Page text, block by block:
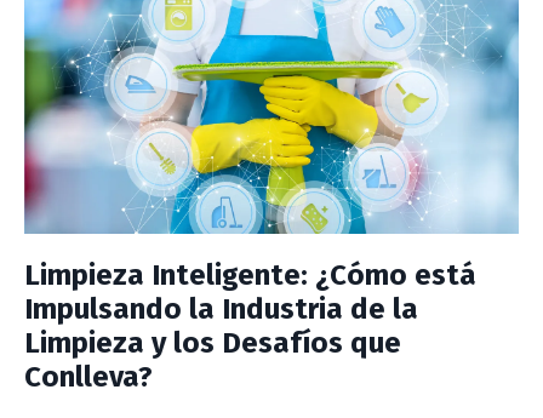
Limpieza Inteligente: ¿Cómo está
Impulsando la Industria de la
Limpieza y los Desafíos que
Conlleva?